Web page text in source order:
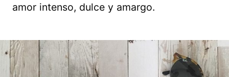
amor intenso, dulce y amargo.